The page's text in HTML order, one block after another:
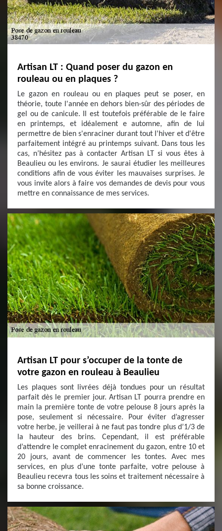
Artisan LT : Quand poser du gazon en
rouleau ou en plaques ?
Le gazon en rouleau ou en plaques peut se poser, en
théorie, toute l'année en dehors bien-sûr des périodes de
gel ou de canicule. Il est toutefois préférable de le faire
en printemps, et idéalement e automne, afin de lui
permettre de bien s'enraciner durant tout l'hiver et d'être
parfaitement intégré au printemps suivant. Dans tous les
cas, n’hésitez pas à contacter Artisan LT si vous êtes à
Beaulieu ou les environs. Je saurai étudier les meilleures
conditions afin de vous éviter les mauvaises surprises. Je
vous invite alors à faire vos demandes de devis pour vous
mettre en connaissance de mes services.
Artisan LT pour s’occuper de la tonte de
votre gazon en rouleau à Beaulieu
Les plaques sont livrées déjà tondues pour un résultat
parfait dès le premier jour. Artisan LT pourra prendre en
main la première tonte de votre pelouse 8 jours après la
pose, seulement si nécessaire. Pour éviter d’agresser
votre herbe, je veillerai à ne faut pas tondre plus d’1/3 de
la hauteur des brins. Cependant, il est préférable
d’attendre le complet enracinement du gazon, entre 10 et
20 jours, avant de commencer les tontes. Avec mes
services, en plus d’une tonte parfaite, votre pelouse à
Beaulieu recevra tous les soins et traitement nécessaire à
sa bonne croissance.